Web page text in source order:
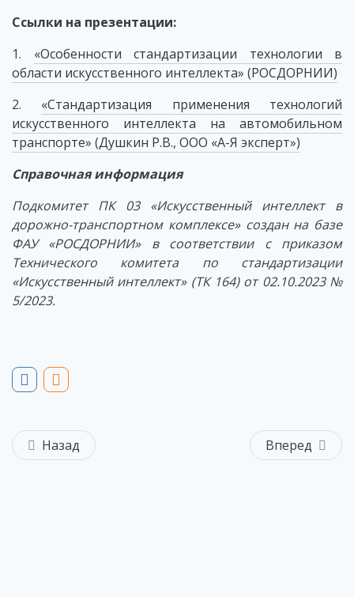
Ссылки на презентации:
1. «Особенности стандартизации технологии в
области искусственного интеллекта» (РОСДОРНИИ)
2. «Стандартизация применения технологий
искусственного интеллекта на автомобильном
транспорте» (Душкин Р.В., ООО «А-Я эксперт»)
Справочная информация
Подкомитет ПК 03 «Искусственный интеллект в
дорожно-транспортном комплексе» создан на базе
ФАУ «РОСДОРНИИ» в соответствии с приказом
Технического комитета по стандартизации
«Искусственный интеллект» (ТК 164) от 02.10.2023 №
5/2023.
Назад Вперед